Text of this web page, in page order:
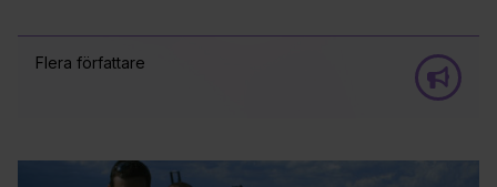
Flera författare